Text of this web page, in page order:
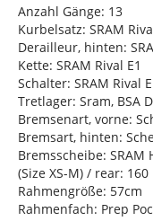
Anzahl Gänge: 13
Kurbelsatz: SRAM
Derailleur, hinten:
Kette: SRAM Rival E1
Schalter: SRAM Rival
Tretlager: Sram, BSA
Bremsenart, vorne:
Bremsart, hinten:
Bremsscheibe: SRAM
(Size XS-M) / rear: 160
Rahmengröße: 57cm
Rahmenfach: Prep